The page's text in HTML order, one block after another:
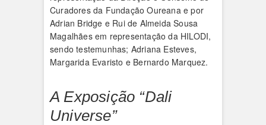
Curadores da Fundação Oureana e por
Adrian Bridge e Rui de Almeida Sousa
Magalhães em representação da HILODI,
sendo testemunhas; Adriana Esteves,
Margarida Evaristo e Bernardo Marquez.
A Exposição “Dali
Universe”